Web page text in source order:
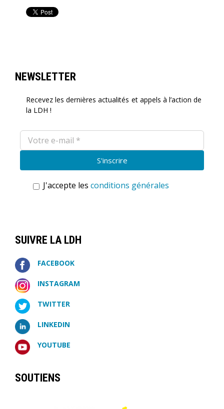
NEWSLETTER
Recevez les dernières actualités et appels à l’action de
la LDH !
J'accepte les conditions générales
SUIVRE LA LDH
FACEBOOK
INSTAGRAM
TWITTER
LINKEDIN
YOUTUBE
SOUTIENS